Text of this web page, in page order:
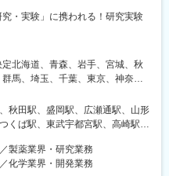
・実験」に携われる！研究実験
北海道、青森、岩手、宮城、秋
馬、埼玉、千葉、東京、神奈
井、山梨、岐阜、静岡、愛知、
奈良、和歌山、岡山、広島、山
岡、佐賀、長崎、熊本、大分、
・エリア限定：下記エリア内の
場合あり・全国：全国の中でス
秋田駅、盛岡駅、広瀬通駅、山形
くば駅、東武宇都宮駅、高崎駅、
駅、町田駅、川崎駅、みなとみ
駅、甲府駅、沼津駅、静岡駅、
製薬業界・研究業務
化学業界・開発業務